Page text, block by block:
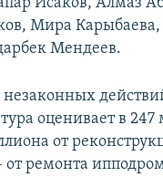
Исаков, Алмаз
Мира
Мендеев.
оценивает в
от
от ремонта